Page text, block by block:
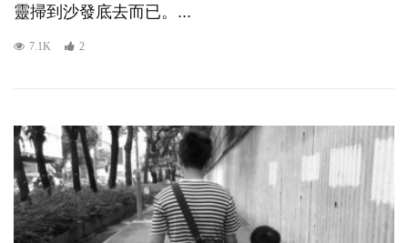
靈掃到沙發底去而已。...
7.1K 2